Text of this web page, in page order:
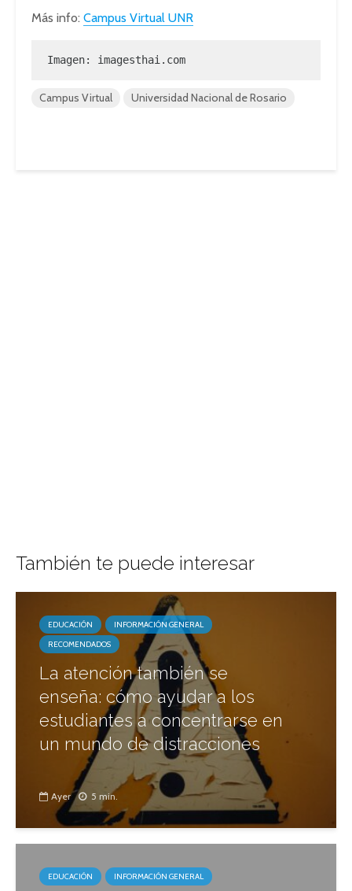
Más info: Campus Virtual UNR
Imagen: imagesthai.com
Campus Virtual Universidad Nacional de Rosario
También te puede interesar
EDUCACIÓN
INFORMACIÓN GENERAL
RECOMENDADOS
La atención también se
enseña: cómo ayudar a los
estudiantes a concentrarse en
un mundo de distracciones
Ayer 5 min.
EDUCACIÓN INFORMACIÓN GENERAL